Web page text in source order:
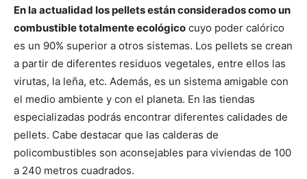
En la actualidad los pellets están considerados como un
combustible totalmente ecológico cuyo poder calórico
es un 90% superior a otros sistemas. Los pellets se crean
a partir de diferentes residuos vegetales, entre ellos las
virutas, la leña, etc. Además, es un sistema amigable con
el medio ambiente y con el planeta. En las tiendas
especializadas podrás encontrar diferentes calidades de
pellets. Cabe destacar que las calderas de
policombustibles son aconsejables para viviendas de 100
a 240 metros cuadrados.